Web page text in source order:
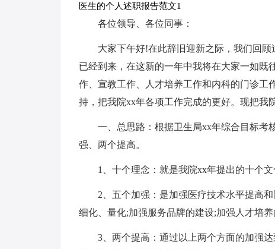
医生的个人述职报告范文1
各位领导、各位同事：
大家下午好!在此辞旧迎新之际，我们回
已经到来，在这新的一年中我将在大家一如既
作、宣教工作、人才培养工作和内科的门诊工
持，把我院xx年各项工作完成的更好。现把我
一、总思路：根据卫生局xx年综合目标考
强、两个提高。
1、十个理念：就是我院xx年提出的十个文
2、五个加强：是加强医疗技术水平提高
细化、量化;加强服务品牌的建设;加强人才培养
3、两个提高：通过以上两个方面的加强